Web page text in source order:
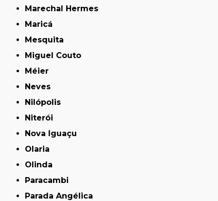
Marechal Hermes
Maricá
Mesquita
Miguel Couto
Méier
Neves
Nilópolis
Niterói
Nova Iguaçu
Olaria
Olinda
Paracambi
Parada Angélica